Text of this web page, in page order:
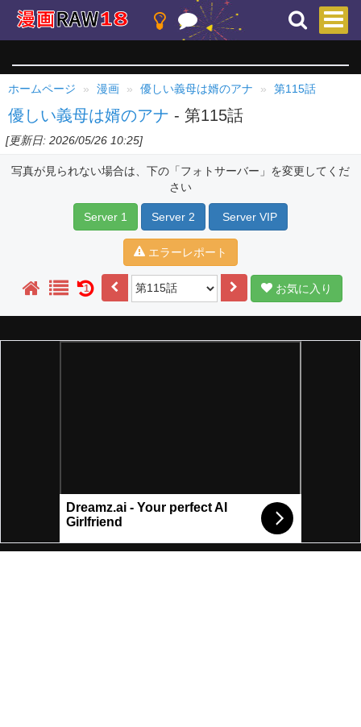
ホームページ 漫画 優しい義母は婿のアナ 第115話
優しい義母は婿のアナ - 第115話
[更新日: 2026/05/26 10:25]
写真が見られない場合は、下の「フォトサーバー」を変更してくだ
さい
Server 1 Server 2 Server VIP
エラーレポート
1 お気に入り